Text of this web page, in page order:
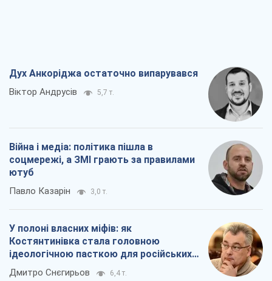
Дух Анкоріджа остаточно випарувався
Віктор Андрусів 5,7 т.
Війна і медіа: політика пішла в
соцмережі, а ЗМІ грають за правилами
ютуб
Павло Казарін 3,0 т.
У полоні власних міфів: як
Костянтинівка стала головною
ідеологічною пасткою для російських
окупантів
Дмитро Снєгирьов 6,4 т.